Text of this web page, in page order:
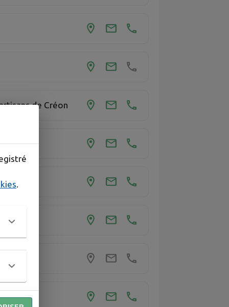
de Créon